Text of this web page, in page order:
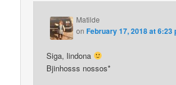
Matilde
onFebruary 17, 2018 at 6:23
Siga, lindona
Bjinhosss nossos*